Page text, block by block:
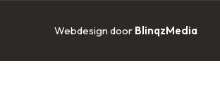
Webdesign door BlinqzMedia